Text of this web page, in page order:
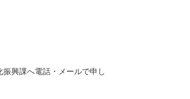
振興課へ電話・メールで申し